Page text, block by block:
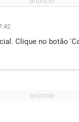
Clique no botão